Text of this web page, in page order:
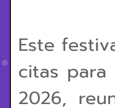
Este
citas
2026,